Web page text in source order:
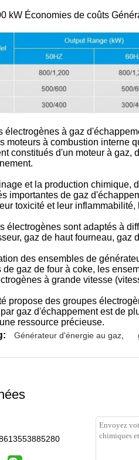
kW Économies de coûts
électrogènes à gaz
moteurs à combustion interne
constitués d'un moteur à gaz,
et la production chimique,
importantes de gaz
toxicité et leur
électrogènes sont adaptés à
gaz de haut fourneau, gaz
des ensembles de
de gaz de four à coke, les
à grande vitesse
propose des groupes
gaz d'échappement est de
ressource précieuse.
Générateur d'énergie au gaz